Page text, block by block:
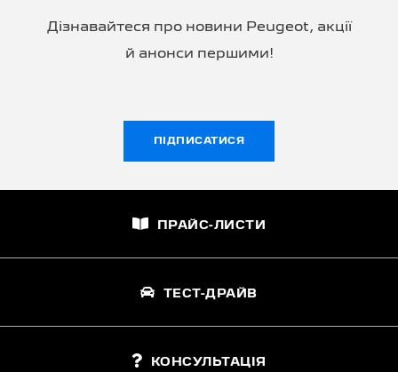
Дізнавайтеся про новини Peugeot, акції
й анонси першими!
ПІДПИСАТИСЯ
ПРАЙС-ЛИСТИ
ТЕСТ-ДРАЙВ
КОНСУЛЬТАЦІЯ